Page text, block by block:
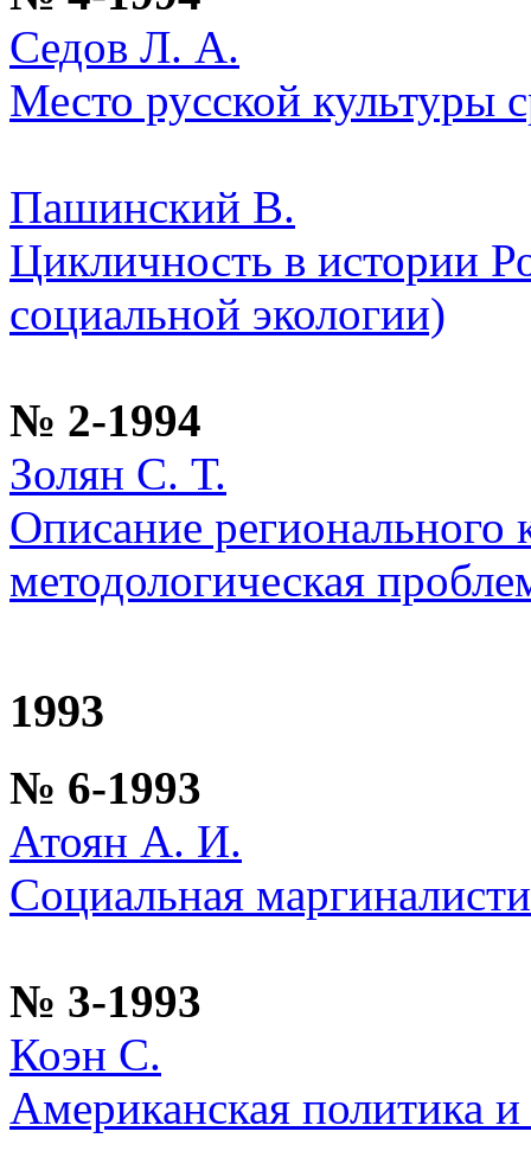
Седов Л. А.
Место русской культуры
Пашинский В.
Цикличность в истории
социальной экологии)
№ 2-1994
Золян С. Т.
Описание регионального
методологическая
1993
№ 6-1993
Атоян А. И.
Социальная
№ 3-1993
Коэн С.
Американская политика